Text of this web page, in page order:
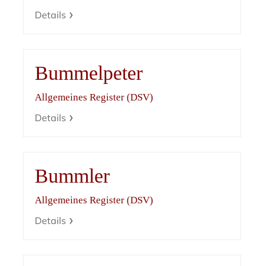
Details
Bummelpeter
Allgemeines Register (DSV)
Details
Bummler
Allgemeines Register (DSV)
Details